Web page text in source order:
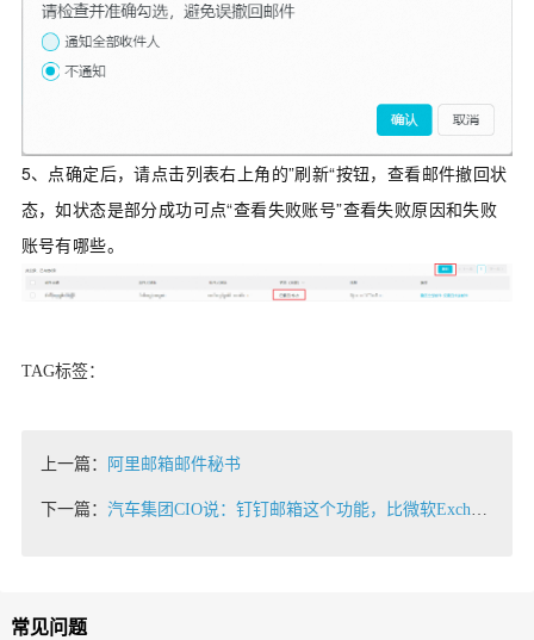
5、点确定后，请点击列表右上角的”刷新“按钮，查看邮件撤回状
态，如状态是部分成功可点“查看失败账号”查看失败原因和失败
账号有哪些。
TAG标签：
上一篇： 阿里邮箱邮件秘书
下一篇： 汽车集团CIO说：钉钉邮箱这个功能，比微软Exchange做的还好
常见问题